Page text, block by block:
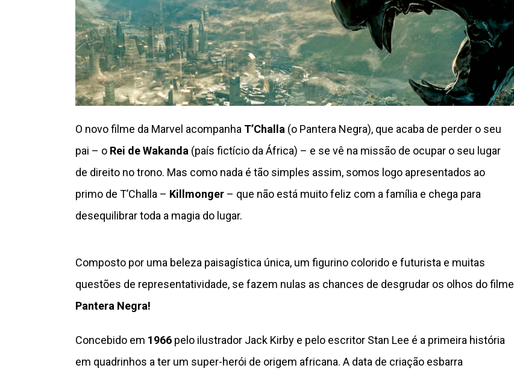
O novo filme da Marvel acompanha T’Challa (o Pantera Negra), que acaba de perder o seu
pai – o Rei de Wakanda (país fictício da África) – e se vê na missão de ocupar o seu lugar
de direito no trono. Mas como nada é tão simples assim, somos logo apresentados ao
primo de T’Challa – Killmonger – que não está muito feliz com a família e chega para
desequilibrar toda a magia do lugar.
Composto por uma beleza paisagística única, um figurino colorido e futurista e muitas
questões de representatividade, se fazem nulas as chances de desgrudar os olhos do filme
Pantera Negra!
Concebido em 1966 pelo ilustrador Jack Kirby e pelo escritor Stan Lee é a primeira história
em quadrinhos a ter um super-herói de origem africana. A data de criação esbarra